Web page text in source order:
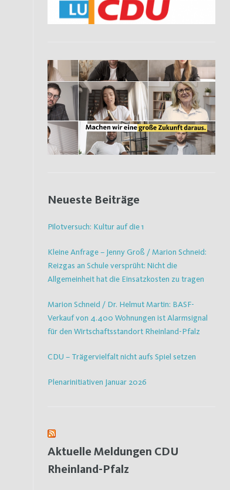
Neueste Beiträge
Pilotversuch: Kultur auf die 1
Kleine Anfrage – Jenny Groß / Marion Schneid:
Reizgas an Schule versprüht: Nicht die
Allgemeinheit hat die Einsatzkosten zu tragen
Marion Schneid / Dr. Helmut Martin: BASF-
Verkauf von 4.400 Wohnungen ist Alarmsignal
für den Wirtschaftsstandort Rheinland-Pfalz
CDU – Trägervielfalt nicht aufs Spiel setzen
Plenarinitiativen Januar 2026
Aktuelle Meldungen CDU
Rheinland-Pfalz